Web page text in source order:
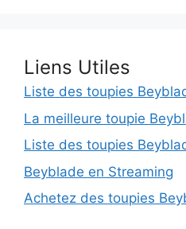
Liens Utiles
Liste des toupies
La meilleure toupie
Liste des toupies
Beyblade en Streaming
Achetez des toupies